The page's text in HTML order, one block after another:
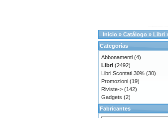
Inicio » Catálogo » Libri
Categorías
Abbonamenti (4)
Libri (2492)
Libri Scontati 30% (30)
Promozioni (19)
Riviste-> (142)
Gadgets (2)
Fabricantes